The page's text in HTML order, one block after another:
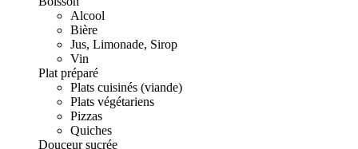
Alcool
Bière
Jus, Limonade, Sirop
Vin
Plat préparé
Plats cuisinés (viande)
Plats végétariens
Pizzas
Quiches
Douceur sucrée